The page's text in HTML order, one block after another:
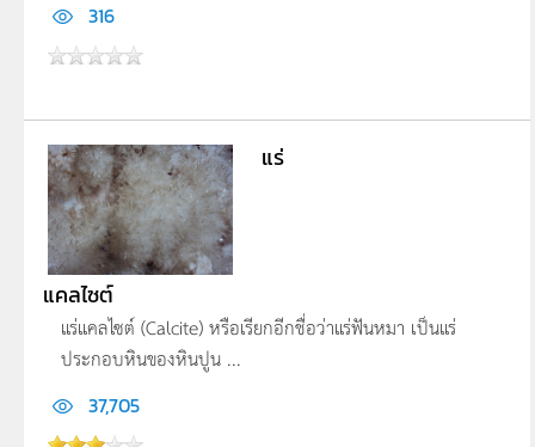
316
แร่
แคลไซต์
แร่แคลไซต์ (Calcite) หรือเรียกอีกชื่อว่าแร่ฟันหมา เป็นแร่
ประกอบหินของหินปูน ...
37,705